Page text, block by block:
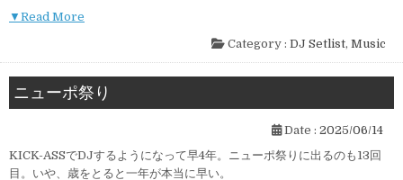
▼Read More
Category : DJ Setlist, Music
ニューポ祭り
Date : 2025/06/14
KICK-ASSでDJするようになって早4年。ニューポ祭りに出るのも13回
目。いや、歳をとると一年が本当に早い。